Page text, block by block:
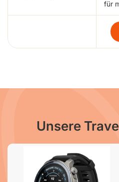
für
Unsere